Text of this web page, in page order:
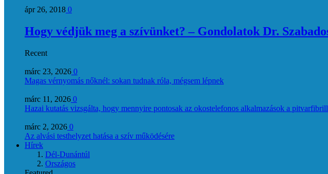
ápr 26, 2018 0
Hogy védjük meg a szívünket? – Gondolatok Dr.
Recent
márc 23, 2026 0
Magas vérnyomás nőknél: sokan tudnak róla, mégsem lépnek
márc 11, 2026 0
Hazai kutatás vizsgálta, hogy mennyire pontosak az okostelefonos alkalmazások a
márc 2, 2026 0
Az alvási testhelyzet hatása a szív működésére
Hírek
Dél-Dunántúl
Országos